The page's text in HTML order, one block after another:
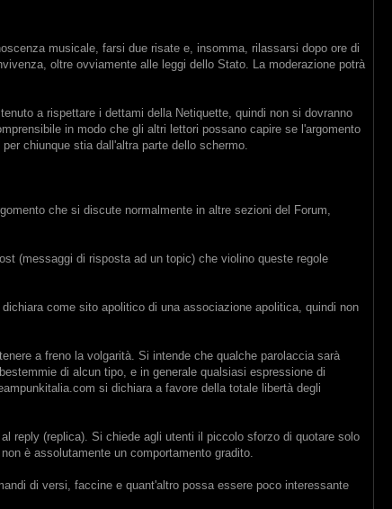
musicale, farsi due risate e, insomma, rilassarsi dopo ore di
oltre ovviamente alle leggi dello Stato. La moderazione potrà
a rispettare i dettami della Netiquette, quindi non si dovranno
in modo che gli altri lettori possano capire se l'argomento
chiunque stia dall'altra parte dello schermo.
che si discute normalmente in altre sezioni del Forum,
(messaggi di risposta ad un topic) che violino queste regole
come sito apolitico di una associazione apolitica, quindi non
a freno la volgarità. Si intende che qualche parolaccia sarà
di alcun tipo, e in generale qualsiasi espressione di
si dichiara a favore della totale libertà degli
reply (replica). Si chiede agli utenti il piccolo sforzo di quotare solo
è assolutamente un comportamento gradito.
di versi, faccine e quant'altro possa essere poco interessante